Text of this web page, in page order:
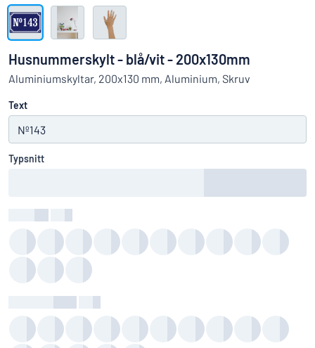
Hittar du inte det du söker? Börja designa din skylt
Visa alla kategorier
Logga
in
Kundservice
Privatperson / Företag
Husnummerskylt - blå/vit - 200x130mm
Aluminiumskyltar, 200x130 mm, Aluminium, Skruv
Text
Typsnitt